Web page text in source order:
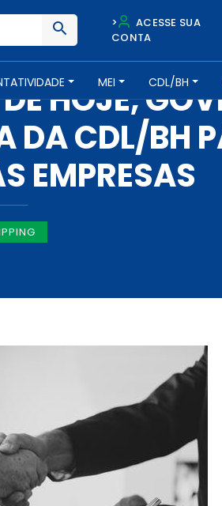
>
ACESSE SUA
CONTA
MEI CDL/BH
ABRIL DE 2020
HOJE,
DA CDL/BH
EMPRESAS